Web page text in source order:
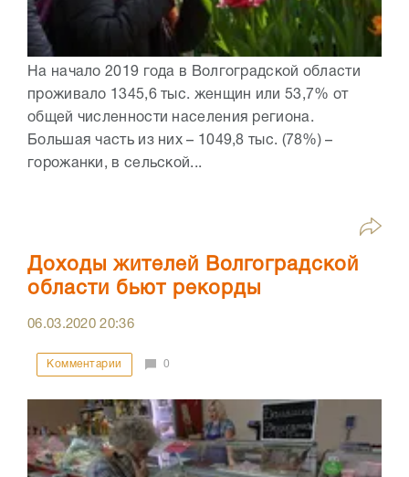
На начало 2019 года в Волгоградской области
проживало 1345,6 тыс. женщин или 53,7% от
общей численности населения региона.
Большая часть из них – 1049,8 тыс. (78%) –
горожанки, в сельской...
Доходы жителей Волгоградской
области бьют рекорды
06.03.202020:36
Комментарии 0